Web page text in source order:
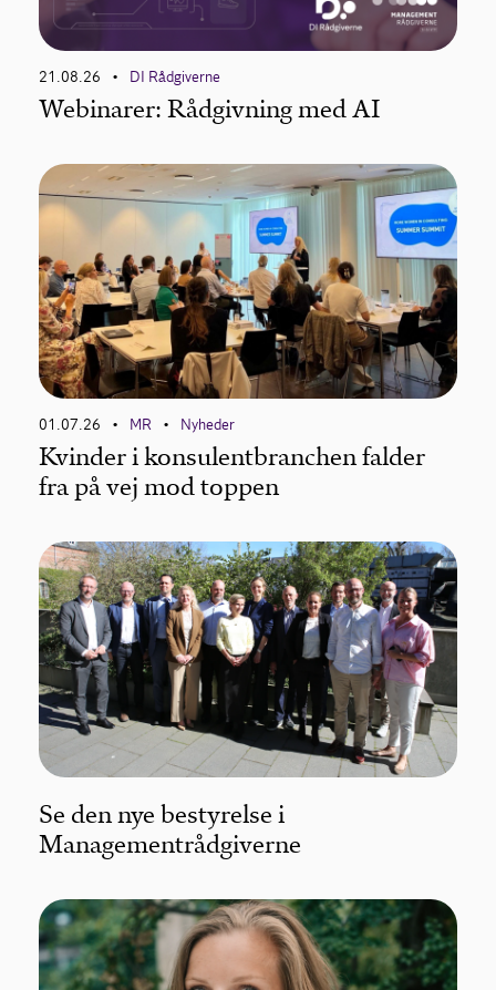
21.08.26 • DI Rådgiverne
Webinarer: Rådgivning med AI
01.07.26 • MR • Nyheder
Kvinder i konsulentbranchen falder
fra på vej mod toppen
Se den nye bestyrelse i
Managementrådgiverne